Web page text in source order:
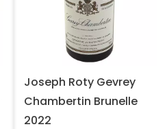
Joseph Roty Gevrey
Chambertin Brunelle
2022